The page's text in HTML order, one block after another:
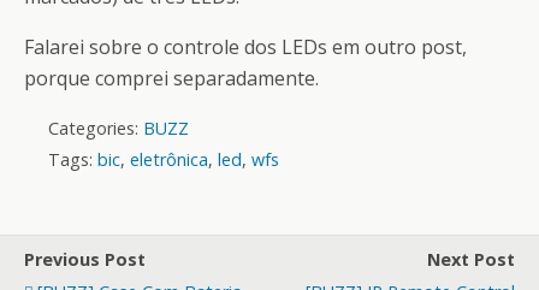
Falarei sobre o controle dos LEDs em outro post,
porque comprei separadamente.
Categories: BUZZ
Tags: bic, eletrônica, led, wfs
Previous Post
Next Post